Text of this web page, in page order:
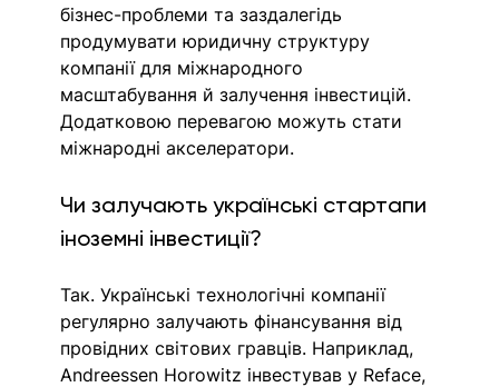
бізнес-проблеми та заздалегідь
продумувати юридичну структуру
компанії для міжнародного
масштабування й залучення інвестицій.
Додатковою перевагою можуть стати
міжнародні акселератори.
Чи залучають українські стартапи
іноземні інвестиції?
Так. Українські технологічні компанії
регулярно залучають фінансування від
провідних світових гравців. Наприклад,
Andreessen Horowitz інвестував у Reface,